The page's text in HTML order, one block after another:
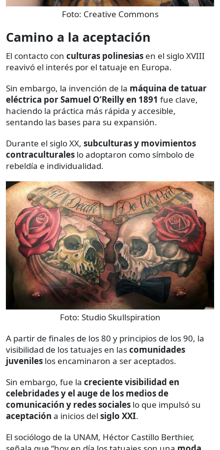
Foto: Creative Commons
Camino a la aceptación
El contacto con culturas polinesias en el siglo XVIII
reavivó el interés por el tatuaje en Europa.
Sin embargo, la invención de la máquina de tatuar
eléctrica por Samuel O’Reilly en 1891 fue clave,
haciendo la práctica más rápida y accesible,
sentando las bases para su expansión.
Durante el siglo XX, subculturas y movimientos
contraculturales lo adoptaron como símbolo de
rebeldía e individualidad.
Foto: Studio Skullspiration
A partir de finales de los 80 y principios de los 90, la
visibilidad de los tatuajes en lascomunidades
juveniles los encaminaron a ser aceptados.
Sin embargo, fue la creciente visibilidad en
celebridades y el auge de los medios de
comunicación y redes sociales lo que impulsó su
aceptación a inicios del siglo XXI.
El sociólogo de la UNAM, Héctor Castillo Berthier,